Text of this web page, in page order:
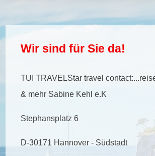
Wir sind für Sie da!
TUI TRAVELStar travel
& mehr Sabine Kehl e.K
Stephansplatz 6
D-30171 Hannover - Südstadt